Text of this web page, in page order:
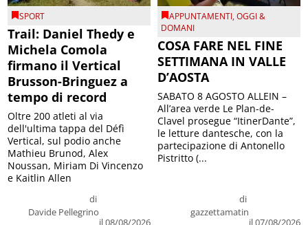
SPORT
Trail: Daniel Thedy e
Michela Comola
firmano il Vertical
Brusson-Bringuez a
tempo di record
di
Davide Pellegrino
il 08/08/2026
Oltre 200 atleti al via
dell'ultima tappa del Défì
Vertical, sul podio anche
Mathieu Brunod, Alex
Noussan, Miriam Di Vincenzo
e Kaitlin Allen
APPUNTAMENTI,OGGI &
DOMANI
COSA FARE NEL FINE
SETTIMANA IN VALLE
D’AOSTA
di
gazzettamatin
il 07/08/2026
SABATO 8 AGOSTO ALLEIN –
All’area verde Le Plan-de-
Clavel prosegue “ItinerDante”,
le letture dantesche, con la
partecipazione di Antonello
Pistritto (...